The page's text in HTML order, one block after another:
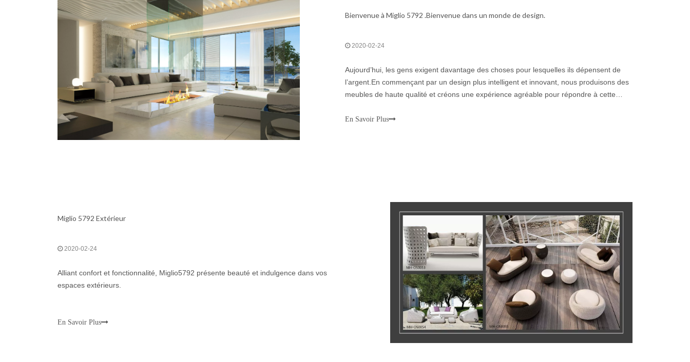
Bienvenue à Miglio 5792 .Bienvenue dans un monde de design.
2020-02-24
Aujourd’hui, les gens exigent davantage des choses pour lesquelles ils dépensent de
l’argent.En commençant par un design plus intelligent et innovant, nous produisons des
meubles de haute qualité et créons une expérience agréable pour répondre à cette
En Savoir Plus
Miglio 5792 Extérieur
2020-02-24
Alliant confort et fonctionnalité, Miglio5792 présente beauté et indulgence dans vos
espaces extérieurs.
En Savoir Plus